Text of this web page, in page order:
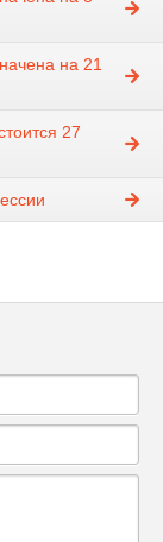
на 21
27